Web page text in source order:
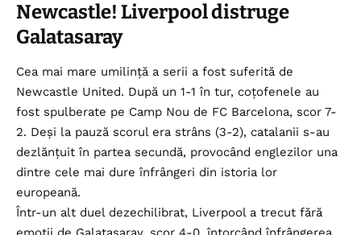
Newcastle! Liverpool distruge
Galatasaray
Cea mai mare umilință a serii a fost suferită de
Newcastle United. După un 1-1 în tur, coțofenele au
fost spulberate pe Camp Nou de FC Barcelona, scor 7-
2. Deși la pauză scorul era strâns (3-2), catalanii s-au
dezlănțuit în partea secundă, provocând englezilor una
dintre cele mai dure înfrângeri din istoria lor
europeană.
Într-un alt duel dezechilibrat, Liverpool a trecut fără